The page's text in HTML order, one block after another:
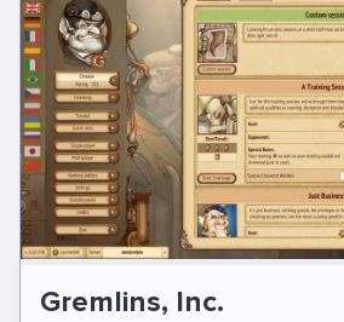
Gremlins, Inc.